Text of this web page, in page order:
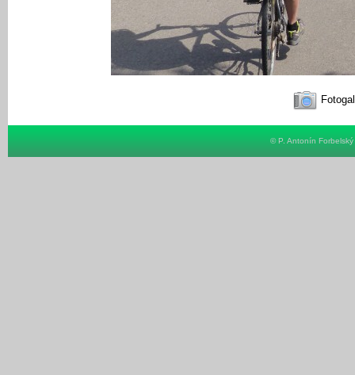
© P. Antonín